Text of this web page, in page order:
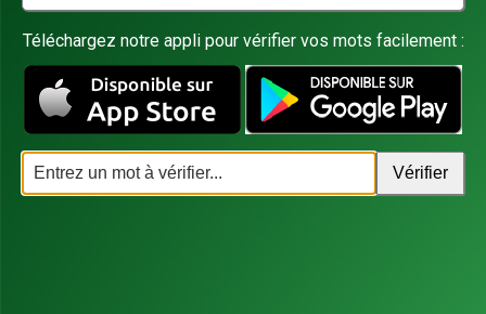
Téléchargez notre appli pour vérifier vos mots facilement :